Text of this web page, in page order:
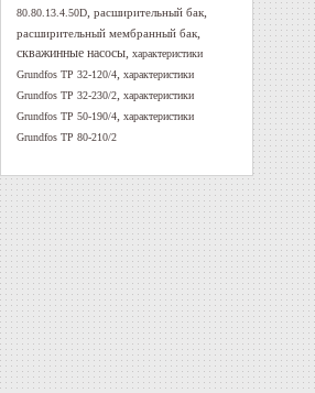
80.80.13.4.50D, расширительный бак,
расширительный мембранный бак,
скважинные насосы, характеристики
Grundfos TP 32-120/4, характеристики
Grundfos TP 32-230/2, характеристики
Grundfos TP 50-190/4, характеристики
Grundfos TP 80-210/2